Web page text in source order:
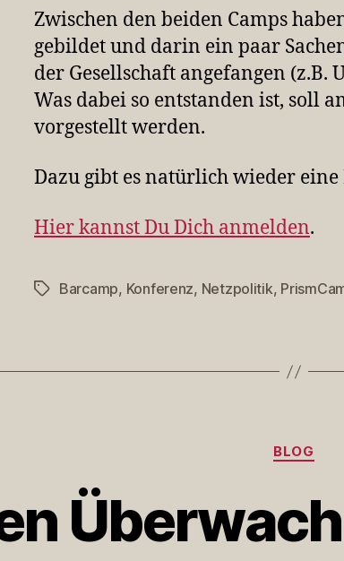
Zwischen den beiden Camps
gebildet und darin ein paar
der Gesellschaft angefangen
Was dabei so entstanden ist, soll
vorgestellt werden.
Dazu gibt es natürlich wieder
Hier kannst Du Dich anmelden.
Schlagwörter
Barcamp, Konferenz, Netzpolitik,
BLOG